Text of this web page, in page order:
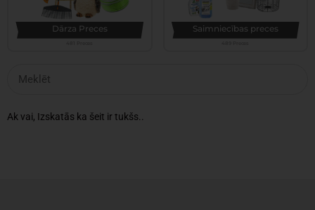
Dārza Preces Saimniecības preces
Ak vai, Izskatās ka šeit ir tukšs..